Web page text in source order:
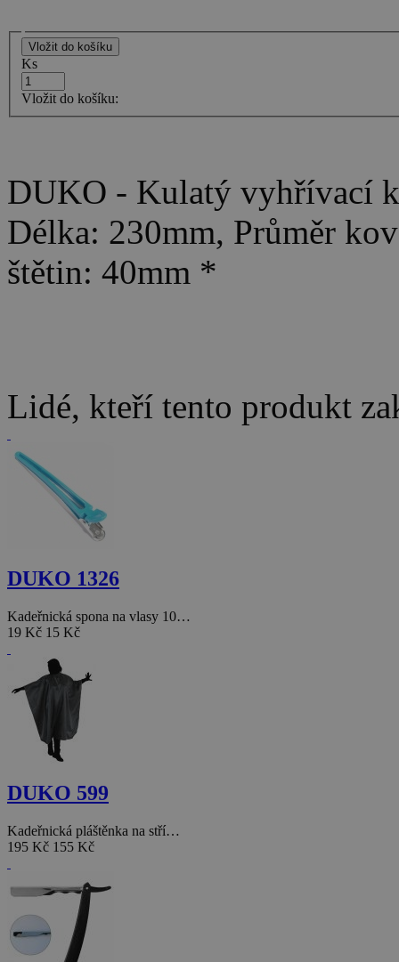
Ks
Vložit do košíku:
DUKO - Kulatý vyhřívací
Délka: 230mm, Průměr
štětin: 40mm *
Lidé, kteří tento produkt
DUKO 1326
Kadeřnická spona na vlasy 10…
19 Kč 15 Kč
DUKO 599
Kadeřnická pláštěnka na stří…
195 Kč 155 Kč